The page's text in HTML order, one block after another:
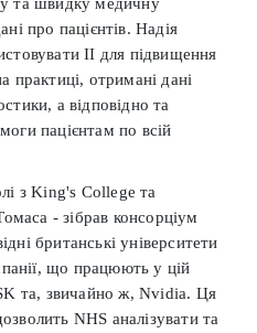
та швидку медичну
про пацієнтів. Надія
ІІ для підвищення
практиці, отримані дані
а відповідно та
пацієнтам по всій
з King's College та
- зібрав консорціум
британські університети
що працюють у цій
та, звичайно ж, Nvidia. Ця
NHS аналізувати та